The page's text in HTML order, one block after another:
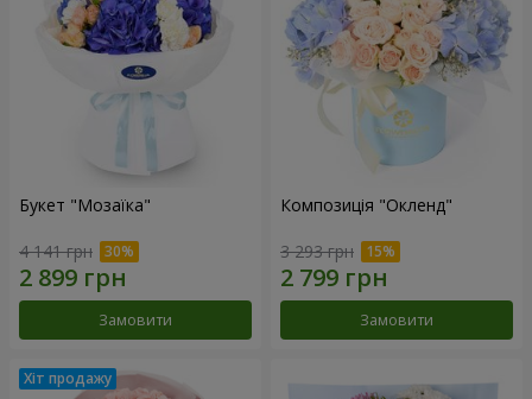
Букет "Мозаїка"
4 141 грн
Замовити
Композиція "Окленд"
3 293 грн
Замовити